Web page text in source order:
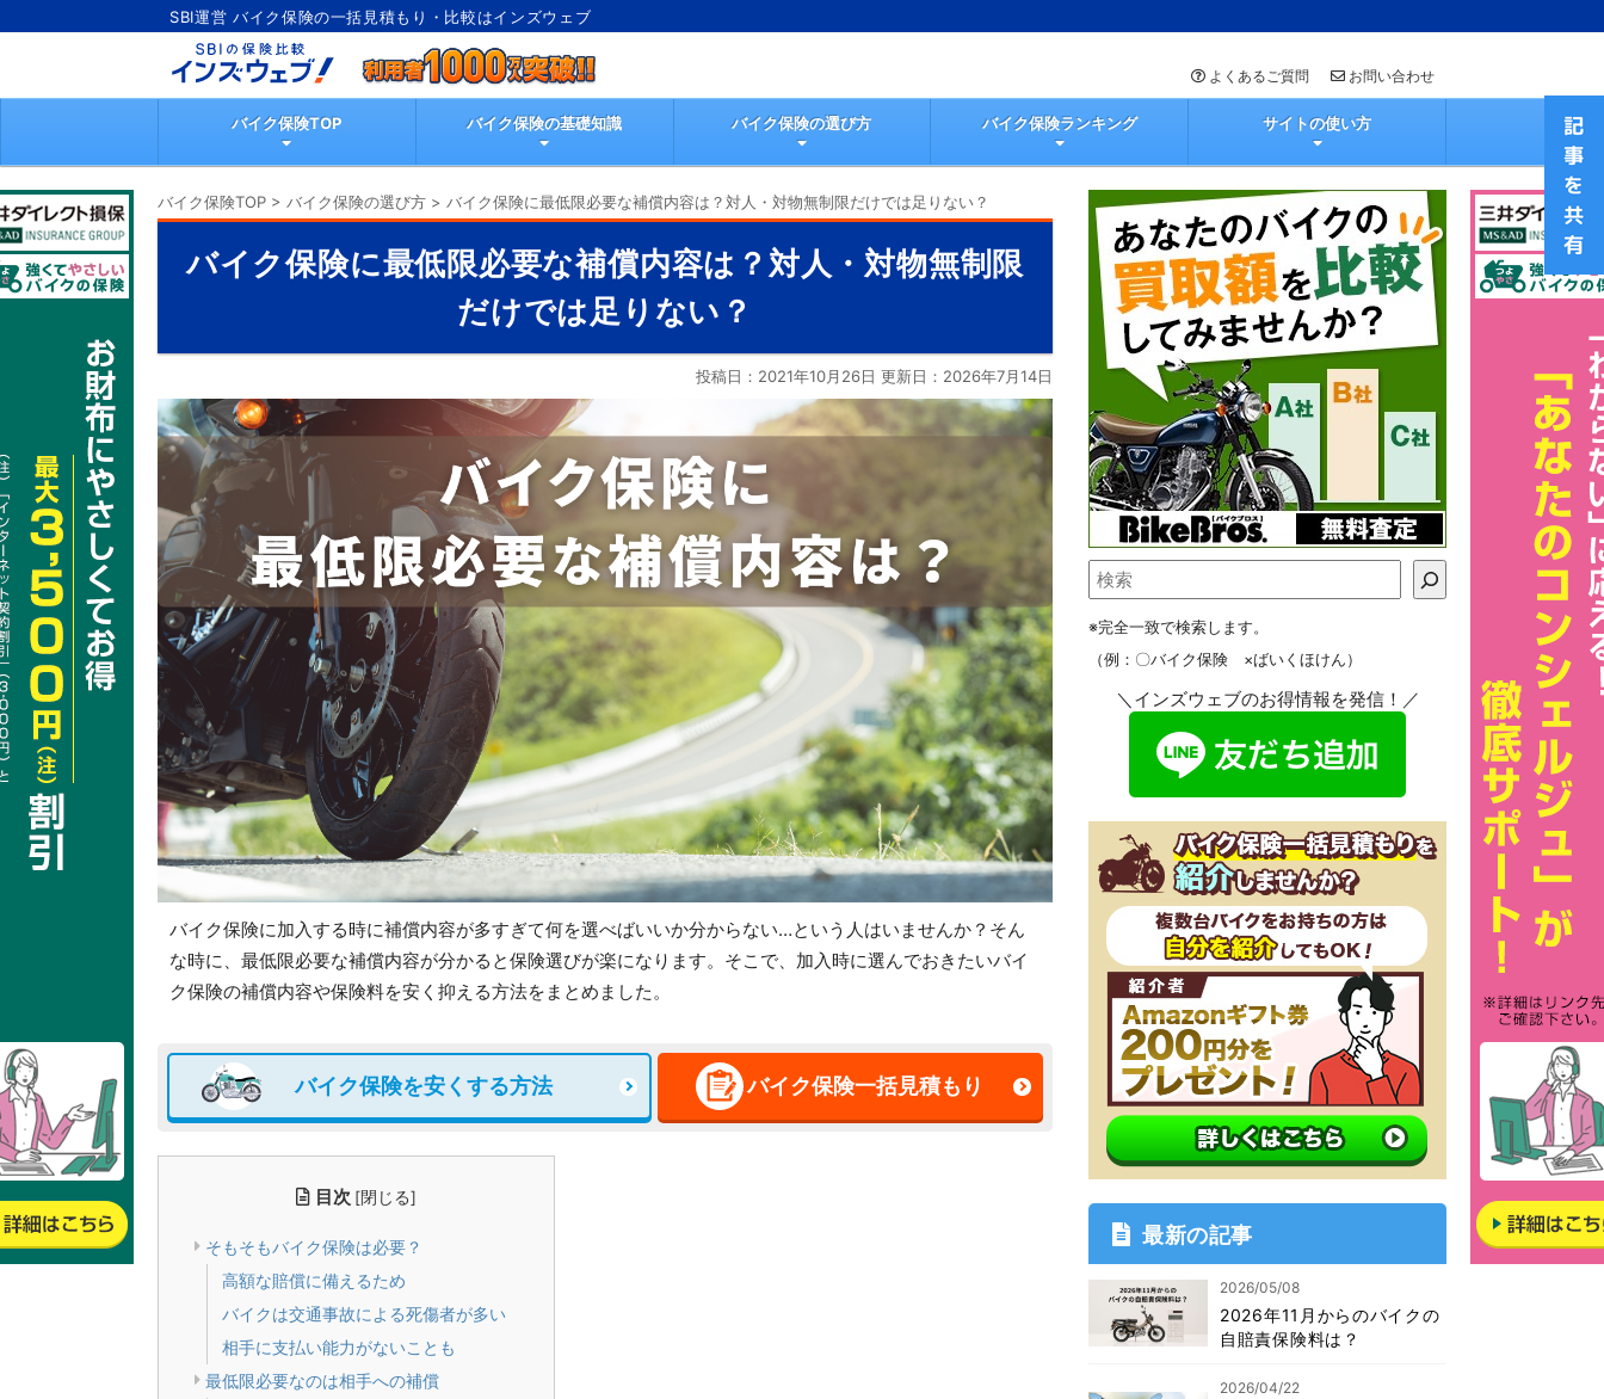
SBI運営 バイク保険の一括見積もり・比較はインズウェブ
よくあるご質問 お問い合わせ
バイク保険TOP バイク保険の基礎知識 バイク保険の選び方 バイク保険ランキング サイトの使い方
バイク保険TOP > バイク保険の選び方 > バイク保険に最低限必要な補償内容は？対人・対物無制限だけでは足りない？
バイク保険に最低限必要な補償内容は？対人・対物無制限
だけでは足りない？
投稿日：2021年10月26日 更新日： 2026年7月14日
バイク保険に加入する時に補償内容が多すぎて何を選べばいいか分からない…という人はいませんか？そん
な時に、最低限必要な補償内容が分かると保険選びが楽になります。そこで、加入時に選んでおきたいバイ
ク保険の補償内容や保険料を安く抑える方法をまとめました。
バイク保険を安くする方法 バイク保険一括見積もり
目次 [閉じる]
そもそもバイク保険は必要？
高額な賠償に備えるため
バイクは交通事故による死傷者が多い
相手に支払い能力がないことも
最低限必要なのは相手への補償
※完全一致で検索します。
（例：〇バイク保険 ×ばいくほけん）
＼インズウェブのお得情報を発信！／
最新の記事
2026/05/08
2026年11月からのバイクの
自賠責保険料は？
2026/04/22